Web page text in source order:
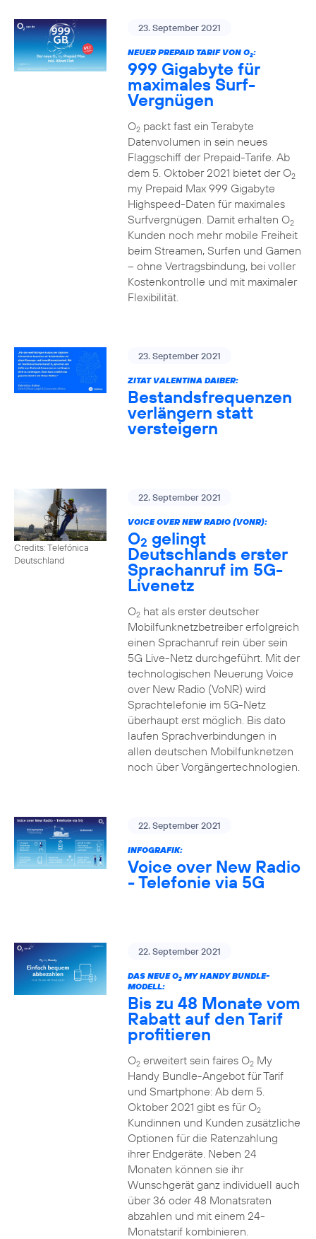
23. September 2021
NEUER PREPAID TARIF VON O2:
999 Gigabyte für
maximales Surf-
Vergnügen
O2packt fast ein Terabyte
Datenvolumen in sein neues
Flaggschiff der Prepaid-Tarife. Ab
dem 5. Oktober 2021 bietet der O2
my Prepaid Max 999 Gigabyte
Highspeed-Daten für maximales
Surfvergnügen. Damit erhalten O2
Kunden noch mehr mobile Freiheit
beim Streamen, Surfen und Gamen
– ohne Vertragsbindung, bei voller
Kostenkontrolle und mit maximaler
Flexibilität.
23. September 2021
ZITAT VALENTINA DAIBER:
Bestandsfrequenzen
verlängern statt
versteigern
Credits: Telefónica
Deutschland
22. September 2021
VOICE OVER NEW RADIO (VONR):
O2 gelingt
Deutschlands erster
Sprachanruf im 5G-
Livenetz
O2hat als erster deutscher
Mobilfunknetzbetreiber erfolgreich
einen Sprachanruf rein über sein
5G Live-Netz durchgeführt. Mit der
technologischen Neuerung Voice
over New Radio (VoNR) wird
Sprachtelefonie im 5G-Netz
überhaupt erst möglich. Bis dato
laufen Sprachverbindungen in
allen deutschen Mobilfunknetzen
noch über Vorgängertechnologien.
22. September 2021
INFOGRAFIK:
Voice over New Radio
- Telefonie via 5G
22. September 2021
DAS NEUE O2MY HANDY BUNDLE-
MODELL:
Bis zu 48 Monate vom
Rabatt auf den Tarif
profitieren
O2erweitert sein faires O2My
Handy Bundle-Angebot für Tarif
und Smartphone: Ab dem 5.
Oktober 2021 gibt es für O2
Kundinnen und Kunden zusätzliche
Optionen für die Ratenzahlung
ihrer Endgeräte. Neben 24
Monaten können sie ihr
Wunschgerät ganz individuell auch
über 36 oder 48 Monatsraten
abzahlen und mit einem 24-
Monatstarif kombinieren.